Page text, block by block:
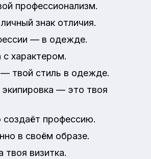
профессионализм.
знак отличия.
— в одежде.
характером.
твой стиль в одежде.
— это твоя
профессию.
в своём образе.
визитка.